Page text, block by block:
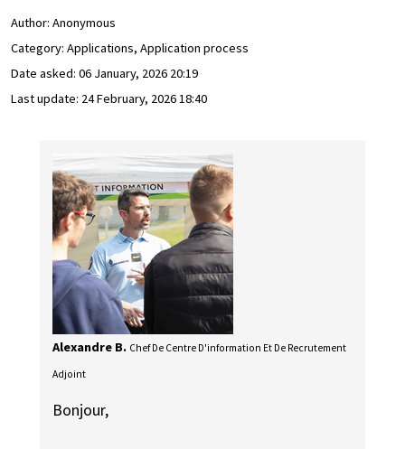
Author: Anonymous
Category: Applications, Application process
Date asked: 06 January, 2026 20:19
Last update: 24 February, 2026 18:40
Alexandre B. Chef De Centre D'information Et De Recrutement
Adjoint
Bonjour,